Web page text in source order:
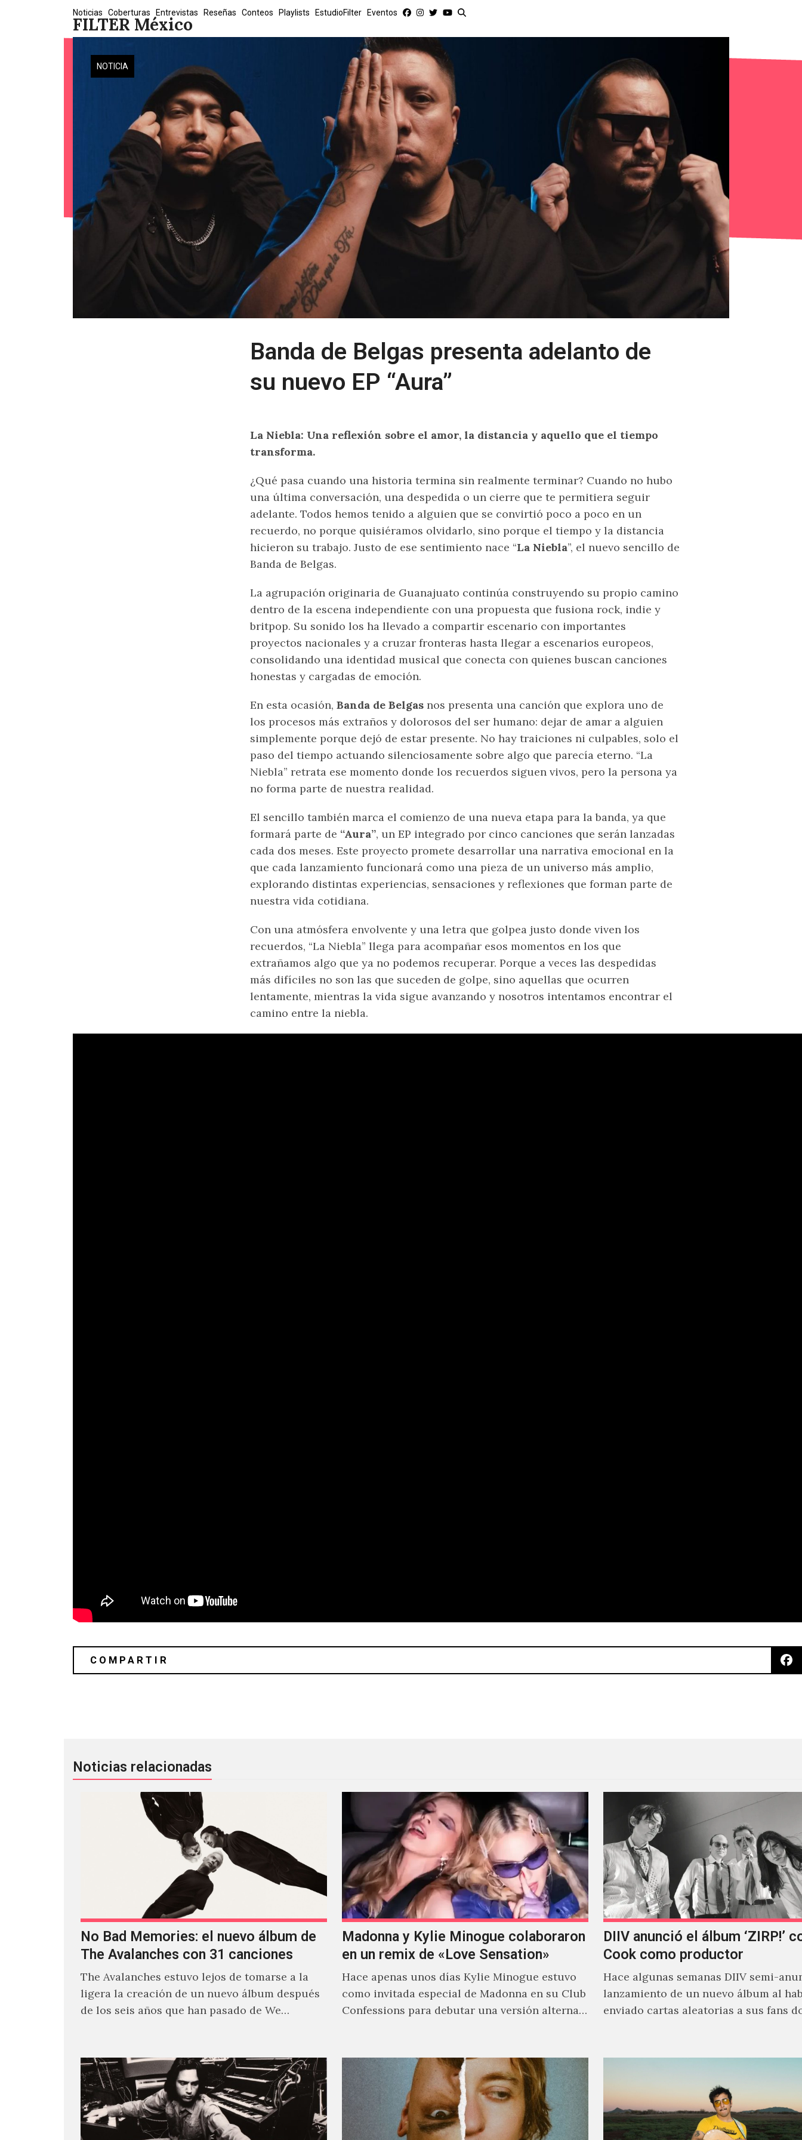
FILTER México
Noticias Coberturas Entrevistas Reseñas Conteos Playlists EstudioFilter Eventos
NOTICIA
Banda de Belgas presenta adelanto de
su nuevo EP “Aura”
La Niebla: Una reflexión sobre el amor, la distancia y aquello que el tiempo
transforma.
¿Qué pasa cuando una historia termina sin realmente terminar? Cuando no hubo
una última conversación, una despedida o un cierre que te permitiera seguir
adelante. Todos hemos tenido a alguien que se convirtió poco a poco en un
recuerdo, no porque quisiéramos olvidarlo, sino porque el tiempo y la distancia
hicieron su trabajo. Justo de ese sentimiento nace “La Niebla”, el nuevo sencillo de
Banda de Belgas.
La agrupación originaria de Guanajuato continúa construyendo su propio camino
dentro de la escena independiente con una propuesta que fusiona rock, indie y
britpop. Su sonido los ha llevado a compartir escenario con importantes
proyectos nacionales y a cruzar fronteras hasta llegar a escenarios europeos,
consolidando una identidad musical que conecta con quienes buscan canciones
honestas y cargadas de emoción.
En esta ocasión, Banda de Belgas nos presenta una canción que explora uno de
los procesos más extraños y dolorosos del ser humano: dejar de amar a alguien
simplemente porque dejó de estar presente. No hay traiciones ni culpables, solo el
paso del tiempo actuando silenciosamente sobre algo que parecía eterno. “La
Niebla” retrata ese momento donde los recuerdos siguen vivos, pero la persona ya
no forma parte de nuestra realidad.
El sencillo también marca el comienzo de una nueva etapa para la banda, ya que
formará parte de “Aura”, un EP integrado por cinco canciones que serán lanzadas
cada dos meses. Este proyecto promete desarrollar una narrativa emocional en la
que cada lanzamiento funcionará como una pieza de un universo más amplio,
explorando distintas experiencias, sensaciones y reflexiones que forman parte de
nuestra vida cotidiana.
Con una atmósfera envolvente y una letra que golpea justo donde viven los
recuerdos, “La Niebla” llega para acompañar esos momentos en los que
extrañamos algo que ya no podemos recuperar. Porque a veces las despedidas
más difíciles no son las que suceden de golpe, sino aquellas que ocurren
lentamente, mientras la vida sigue avanzando y nosotros intentamos encontrar el
camino entre la niebla.
Noticias relacionadas
No Bad Memories: el nuevo álbum de
The Avalanches con 31 canciones
The Avalanches estuvo lejos de tomarse a la
ligera la creación de un nuevo álbum después
de los seis años que han pasado de We…
Madonna y Kylie Minogue colaboraron
en un remix de «Love Sensation»
Hace apenas unos días Kylie Minogue estuvo
como invitada especial de Madonna en su Club
Confessions para debutar una versión alterna
DIIV anunció el álbum ‘ZIRP!’
Cook como productor
Hace algunas semanas DIIV semi-
lanzamiento de un nuevo álbum al
enviado cartas aleatorias a sus fans